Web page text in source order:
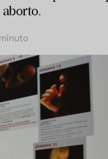
minuto